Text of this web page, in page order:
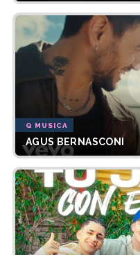
Q MUSICA
AGUS BERNASCONI